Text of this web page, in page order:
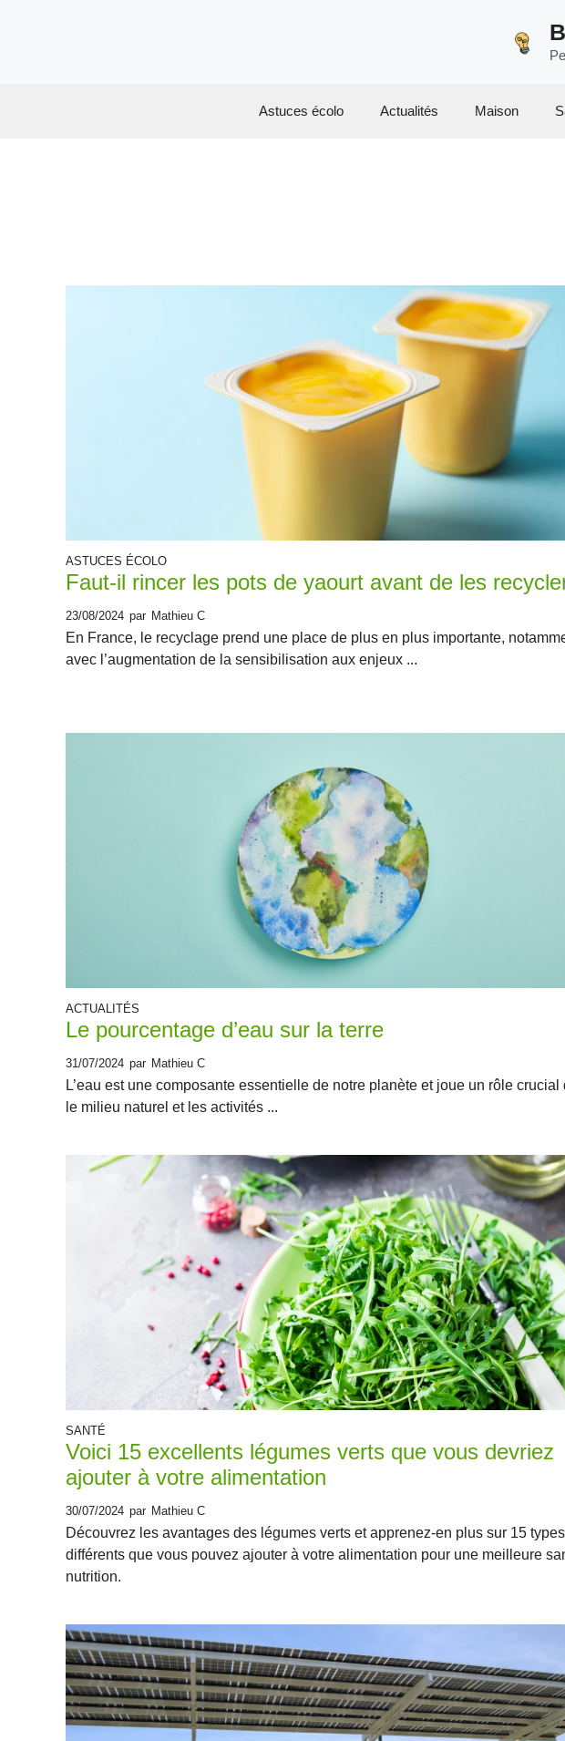
Astuces écolo Actualités Maison
ASTUCES ÉCOLO
Faut-il rincer les pots de yaourt avant de les
23/08/2024 par Mathieu C
En France, le recyclage prend une place de plus en plus importante,
avec l’augmentation de la sensibilisation aux enjeux ...
ACTUALITÉS
Le pourcentage d’eau sur la terre
31/07/2024 par Mathieu C
L’eau est une composante essentielle de notre planète et joue un rôle crucial
le milieu naturel et les activités ...
SANTÉ
Voici 15 excellents légumes verts que vous devriez
ajouter à votre alimentation
30/07/2024 par Mathieu C
Découvrez les avantages des légumes verts et apprenez-en plus sur 15 types
différents que vous pouvez ajouter à votre alimentation pour une meilleure
nutrition.